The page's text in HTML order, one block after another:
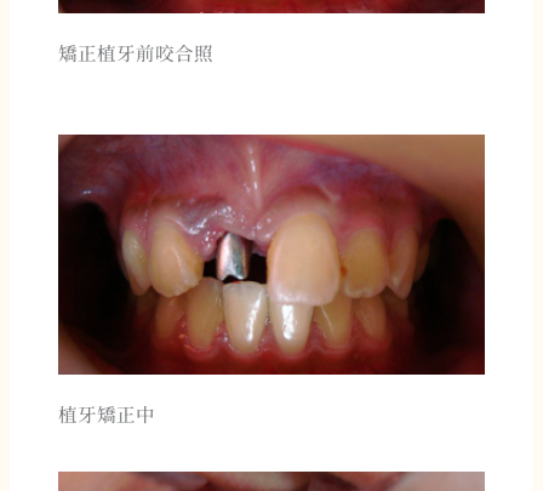
矯正植牙前咬合照
植牙矯正中